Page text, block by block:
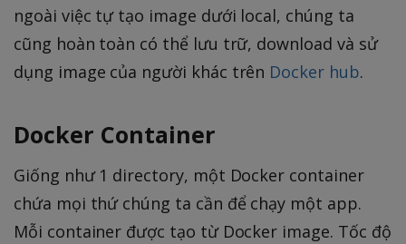
ngoài việc tự tạo image dưới local, chúng ta
cũng hoàn toàn có thể lưu trữ, download và sử
dụng image của người khác trên Docker hub.
Docker Container
Giống như 1 directory, một Docker container
chứa mọi thứ chúng ta cần để chạy một app.
Mỗi container được tạo từ Docker image. Tốc độ